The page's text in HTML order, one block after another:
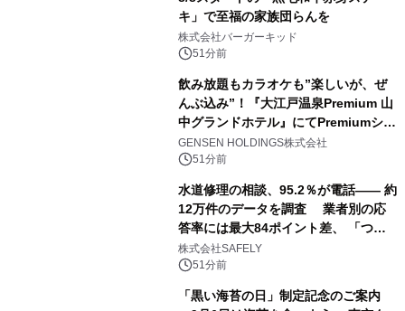
キ」で至福の家族団らんを
株式会社バーガーキッド
51分前
飲み放題もカラオケも”楽しいが、ぜ
んぶ込み”！『大江戸温泉Premium 山
中グランドホテル』にてPremiumシリ
ーズ初のオールインクルーシブ導入
GENSEN HOLDINGS株式会社
51分前
水道修理の相談、95.2％が電話―― 約
12万件のデータを調査 業者別の応
答率には最大84ポイント差、 「つな
がりやすさ」も選定基準に
株式会社SAFELY
51分前
「黒い海苔の日」制定記念のご案内